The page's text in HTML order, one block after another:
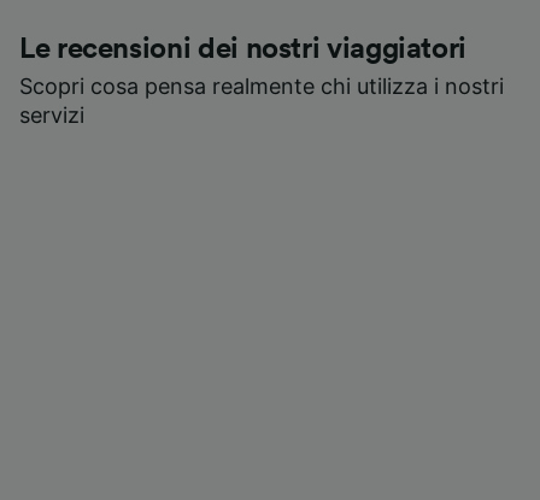
Le recensioni dei nostri viaggiatori
Scopri cosa pensa realmente chi utilizza i nostri
servizi